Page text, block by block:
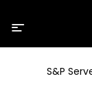
S&P